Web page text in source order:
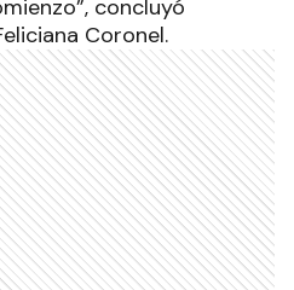
concluyó
Coronel.